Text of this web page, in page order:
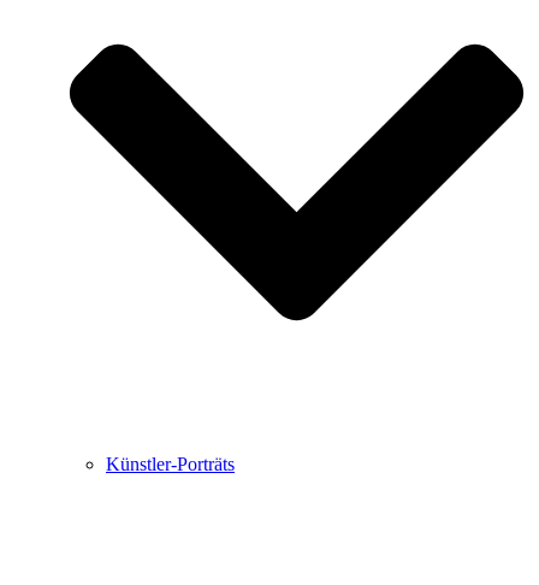
Künstler-Porträts